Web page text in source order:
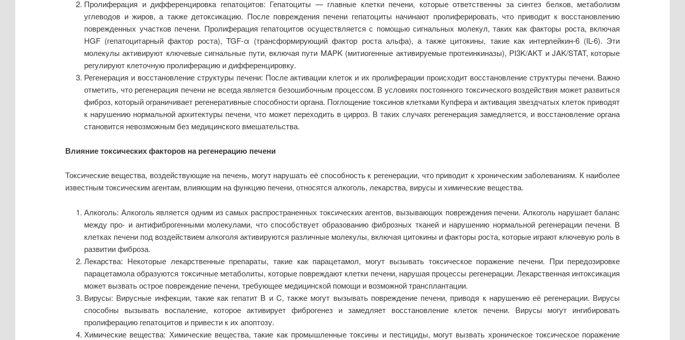
Пролиферация и дифференцировка гепатоцитов: Гепатоциты — главные клетки печени, которые ответственны за синтез белков, метаболизм
углеводов и жиров, а также детоксикацию. После повреждения печени гепатоциты начинают пролиферировать, что приводит к восстановлению
поврежденных участков печени. Пролиферация гепатоцитов осуществляется с помощью сигнальных молекул, таких как факторы роста, включая
HGF (гепатоцитарный фактор роста), TGF-α (трансформирующий фактор роста альфа), а также цитокины, такие как интерлейкин-6 (IL-6). Эти
молекулы активируют ключевые сигнальные пути, включая пути MAPK (митиогенные активируемые протеинкиназы), PI3K/AKT и JAK/STAT, которые
регулируют клеточную пролиферацию и дифференцировку.
Регенерация и восстановление структуры печени: После активации клеток и их пролиферации происходит восстановление структуры печени. Важно
отметить, что регенерация печени не всегда является безошибочным процессом. В условиях постоянного токсического воздействия может развиться
фиброз, который ограничивает регенеративные способности органа. Поглощение токсинов клетками Купфера и активация звездчатых клеток приводят
к нарушению нормальной архитектуры печени, что может переходить в цирроз. В таких случаях регенерация замедляется, и восстановление органа
становится невозможным без медицинского вмешательства.
Влияние токсических факторов на регенерацию печени
Токсические вещества, воздействующие на печень, могут нарушать её способность к регенерации, что приводит к хроническим заболеваниям. К наиболее
известным токсическим агентам, влияющим на функцию печени, относятся алкоголь, лекарства, вирусы и химические вещества.
Алкоголь: Алкоголь является одним из самых распространенных токсических агентов, вызывающих повреждения печени. Алкоголь нарушает баланс
между про- и антифиброгенными молекулами, что способствует образованию фиброзных тканей и нарушению нормальной регенерации печени. В
клетках печени под воздействием алкоголя активируются различные молекулы, включая цитокины и факторы роста, которые играют ключевую роль в
развитии фиброза.
Лекарства: Некоторые лекарственные препараты, такие как парацетамол, могут вызывать токсическое поражение печени. При передозировке
парацетамола образуются токсичные метаболиты, которые повреждают клетки печени, нарушая процессы регенерации. Лекарственная интоксикация
может вызвать острое повреждение печени, требующее медицинской помощи и возможной трансплантации.
Вирусы: Вирусные инфекции, такие как гепатит B и C, также могут вызывать повреждение печени, приводя к нарушению её регенерации. Вирусы
способны вызывать воспаление, которое активирует фиброгенез и замедляет восстановление клеток печени. Вирусы могут ингибировать
пролиферацию гепатоцитов и привести к их апоптозу.
Химические вещества: Химические вещества, такие как промышленные токсины и пестициды, могут вызвать хроническое токсическое поражение